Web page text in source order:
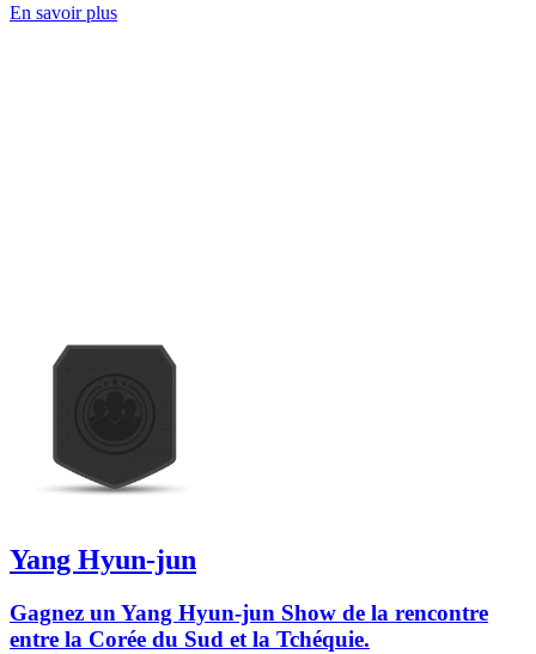
En savoir plus
Yang Hyun-jun
Gagnez un Yang Hyun-jun Show de la rencontre
entre la Corée du Sud et la Tchéquie.